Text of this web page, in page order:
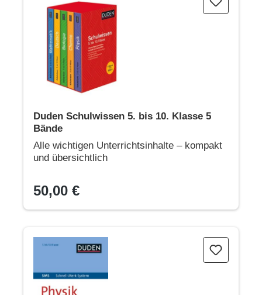
Duden Schulwissen 5. bis 10. Klasse 5
Bände
Alle wichtigen Unterrichtsinhalte – kompakt
und übersichtlich
50,00 €
SMS Physik 5.-10. Klasse